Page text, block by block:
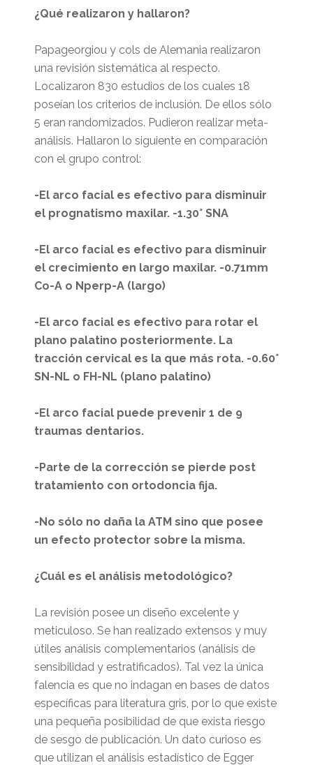
¿Qué realizaron y hallaron?
Papageorgiou y cols de Alemania realizaron
una revisión sistemática al respecto.
Localizaron 830 estudios de los cuales 18
poseían los criterios de inclusión. De ellos sólo
5 eran randomizados. Pudieron realizar meta-
análisis. Hallaron lo siguiente en comparación
con el grupo control:
-El arco facial es efectivo para disminuir
el prognatismo maxilar. -1.30° SNA
-El arco facial es efectivo para disminuir
el crecimiento en largo maxilar. -0.71mm
Co-A o Nperp-A (largo)
-El arco facial es efectivo para rotar el
plano palatino posteriormente. La
tracción cervical es la que más rota. -0.60°
SN-NL o FH-NL (plano palatino)
-El arco facial puede prevenir 1 de 9
traumas dentarios.
-Parte de la corrección se pierde post
tratamiento con ortodoncia fija.
-No sólo no daña la ATM sino que posee
un efecto protector sobre la misma.
¿Cuál es el análisis metodológico?
La revisión posee un diseño excelente y
meticuloso. Se han realizado extensos y muy
útiles análisis complementarios (análisis de
sensibilidad y estratificados). Tal vez la única
falencia es que no indagan en bases de datos
específicas para literatura gris, por lo que existe
una pequeña posibilidad de que exista riesgo
de sesgo de publicación. Un dato curioso es
que utilizan el análisis estadístico de Egger